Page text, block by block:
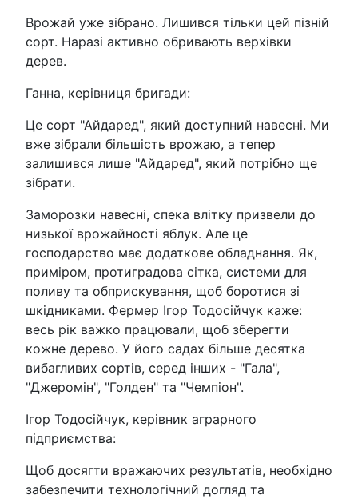
Врожай уже зібрано. Лишився тільки цей пізній
сорт. Наразі активно обривають верхівки
дерев.
Ганна, керівниця бригади:
Це сорт "Айдаред", який доступний навесні. Ми
вже зібрали більшість врожаю, а тепер
залишився лише "Айдаред", який потрібно ще
зібрати.
Заморозки навесні, спека влітку призвели до
низької врожайності яблук. Але це
господарство має додаткове обладнання. Як,
приміром, протиградова сітка, системи для
поливу та обприскування, щоб боротися зі
шкідниками. Фермер Ігор Тодосійчук каже:
весь рік важко працювали, щоб зберегти
кожне дерево. У його садах більше десятка
вибагливих сортів, серед інших - "Гала",
"Джеромін", "Голден" та "Чемпіон".
Ігор Тодосійчук, керівник аграрного
підприємства:
Щоб досягти вражаючих результатів, необхідно
забезпечити технологічний догляд та